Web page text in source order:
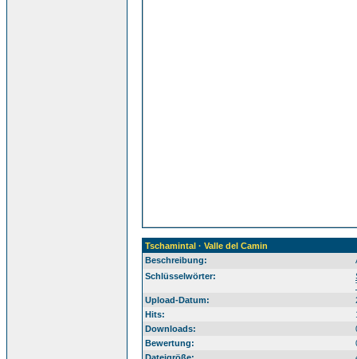
Tschamintal · Valle del Camin
Beschreibung:
Schlüsselwörter:
Upload-Datum:
Hits:
Downloads:
Bewertung: